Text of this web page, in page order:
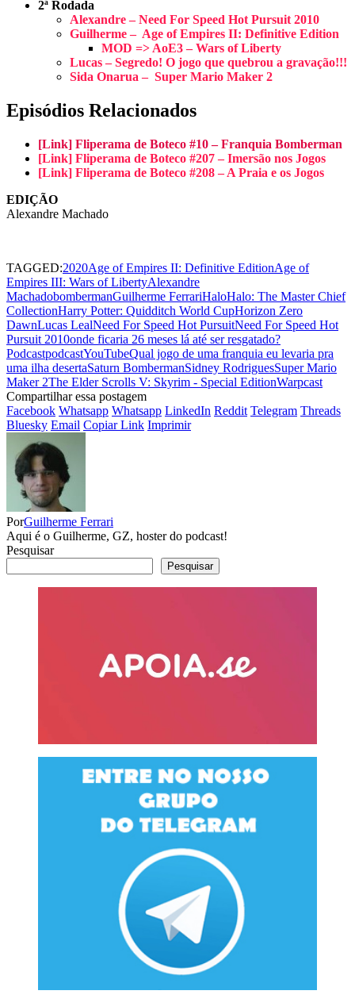
2ª Rodada
Alexandre – Need For Speed Hot Pursuit 2010
Guilherme – Age of Empires II: Definitive Edition
MOD => AoE3 – Wars of Liberty
Lucas – Segredo! O jogo que quebrou a gravação!!!
Sida Onarua – Super Mario Maker 2
Episódios Relacionados
[Link] Fliperama de Boteco #10 – Franquia Bomberman
[Link] Fliperama de Boteco #207 – Imersão nos Jogos
[Link] Fliperama de Boteco #208 – A Praia e os Jogos
EDIÇÃO
Alexandre Machado
TAGGED:2020Age of Empires II: Definitive EditionAge of
Empires III: Wars of LibertyAlexandre
MachadobombermanGuilherme FerrariHaloHalo: The Master Chief
CollectionHarry Potter: Quidditch World CupHorizon Zero
DawnLucas LealNeed For Speed Hot PursuitNeed For Speed Hot
Pursuit 2010onde ficaria 26 meses lá até ser resgatado?
PodcastpodcastYouTubeQual jogo de uma franquia eu levaria pra
uma ilha desertaSaturn BombermanSidney RodriguesSuper Mario
Maker 2The Elder Scrolls V: Skyrim - Special EditionWarpcast
Compartilhar essa postagem
Facebook Whatsapp Whatsapp LinkedIn Reddit Telegram Threads
Bluesky Email Copiar Link Imprimir
PorGuilherme Ferrari
Aqui é o Guilherme, GZ, hoster do podcast!
Pesquisar
Pesquisar